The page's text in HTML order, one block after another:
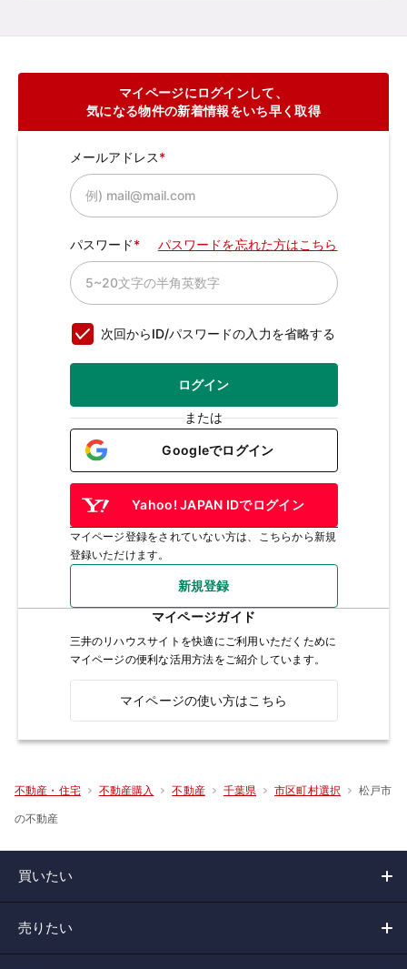
マイページにログインして、
気になる物件の新着情報をいち早く取得
メールアドレス
パスワード パスワードを忘れた方はこちら
次回からID/パスワードの入力を省略する
ログイン
または
Googleでログイン
Yahoo! JAPAN IDでログイン
マイページ登録をされていない方は、こちらから新規
登録いただけます。
新規登録
マイページガイド
三井のリハウスサイトを快適にご利用いただくために
マイページの便利な活用方法をご紹介しています。
マイページの使い方はこちら
不動産・住宅 不動産購入 不動産 千葉県 市区町村選択 松戸市
の不動産
買いたい
売りたい